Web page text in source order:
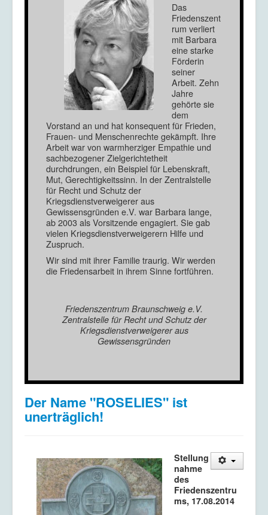
Das
Friedenszent
rum verliert
mit Barbara
eine starke
Förderin
seiner
Arbeit. Zehn
Jahre
gehörte sie
dem
Vorstand an und hat konsequent für Frieden,
Frauen- und Menschenrechte gekämpft. Ihre
Arbeit war von warmherziger Empathie und
sachbezogener Zielgerichtetheit
durchdrungen, ein Beispiel für Lebenskraft,
Mut, Gerechtigkeitssinn. In der Zentralstelle
für Recht und Schutz der
Kriegsdienstverweigerer aus
Gewissensgründen e.V. war Barbara lange,
ab 2003 als Vorsitzende engagiert. Sie gab
vielen Kriegsdienstverweigerern Hilfe und
Zuspruch.
Wir sind mit ihrer Familie traurig. Wir werden
die Friedensarbeit in ihrem Sinne fortführen.
Friedenszentrum Braunschweig e.V.
Zentralstelle für Recht und Schutz der
Kriegsdienstverweigerer aus
Gewissensgründen
Der Name "ROSELIES" ist
unerträglich!
Stellung
nahme
des
Friedenszentru
ms, 17.08.2014